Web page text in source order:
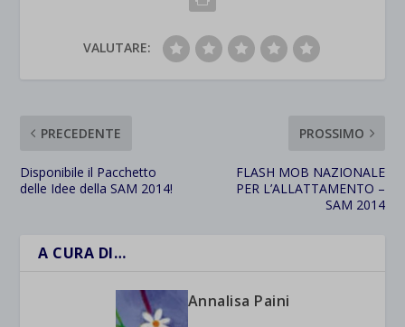
VALUTARE:
PRECEDENTE
Disponibile il Pacchetto
delle Idee della SAM 2014!
PROSSIMO
FLASH MOB NAZIONALE
PER L’ALLATTAMENTO –
SAM 2014
A CURA DI…
Annalisa Paini